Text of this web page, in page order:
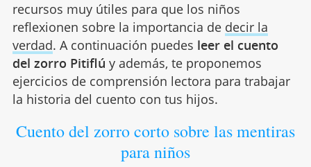
recursos muy útiles para que los niños
reflexionen sobre la importancia de decir la
verdad. A continuación puedes leer el cuento
del zorro Pitiflú y además, te proponemos
ejercicios de comprensión lectora para trabajar
la historia del cuento con tus hijos.
Cuento del zorro corto sobre las mentiras
para niños